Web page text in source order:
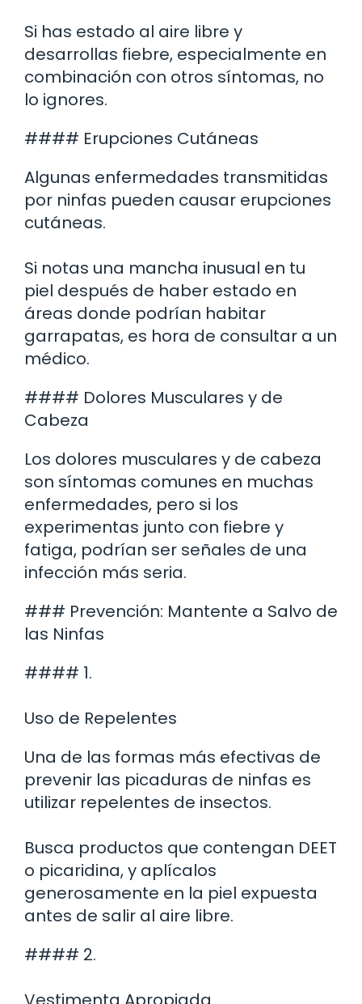
Si has estado al aire libre y
desarrollas fiebre, especialmente en
combinación con otros síntomas, no
lo ignores.
#### Erupciones Cutáneas
Algunas enfermedades transmitidas
por ninfas pueden causar erupciones
cutáneas.
Si notas una mancha inusual en tu
piel después de haber estado en
áreas donde podrían habitar
garrapatas, es hora de consultar a un
médico.
#### Dolores Musculares y de
Cabeza
Los dolores musculares y de cabeza
son síntomas comunes en muchas
enfermedades, pero si los
experimentas junto con fiebre y
fatiga, podrían ser señales de una
infección más seria.
### Prevención: Mantente a Salvo de
las Ninfas
#### 1.
Uso de Repelentes
Una de las formas más efectivas de
prevenir las picaduras de ninfas es
utilizar repelentes de insectos.
Busca productos que contengan DEET
o picaridina, y aplícalos
generosamente en la piel expuesta
antes de salir al aire libre.
#### 2.